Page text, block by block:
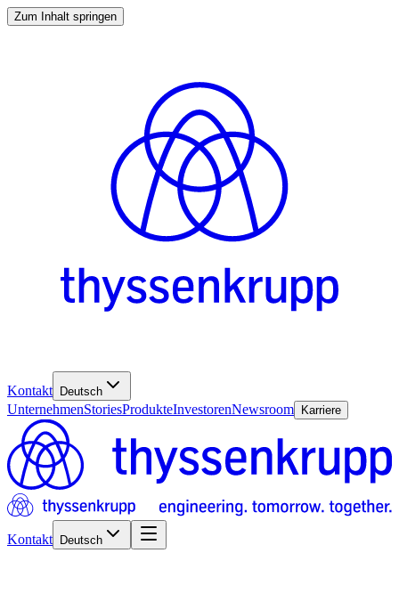
Zum Inhalt springen
Kontakt Deutsch
UnternehmenStoriesProdukteInvestorenNewsroom Karriere
Kontakt Deutsch